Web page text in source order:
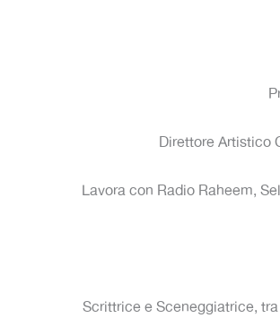
Direttore Artistico
Lavora con Radio Raheem,
Scrittrice e Sceneggiatrice,